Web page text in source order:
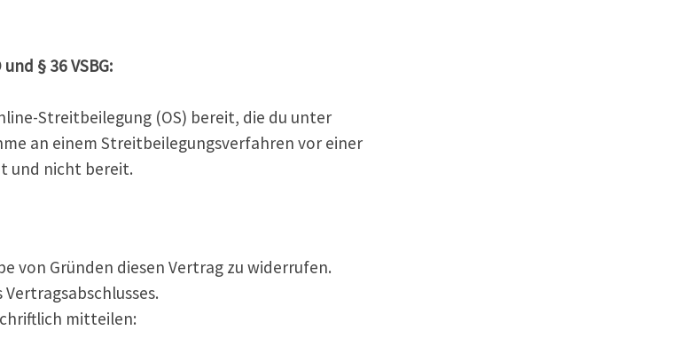
§ 36 VSBG:
Streitbeilegung (OS) bereit, die du unter
an einem Streitbeilegungsverfahren vor einer
und nicht bereit.
von Gründen diesen Vertrag zu widerrufen.
mitteilen: